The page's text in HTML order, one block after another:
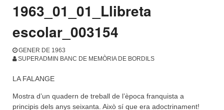
1963_01_01_Llibreta
escolar_003154
GENER DE 1963
SUPERADMIN BANC DE MEMÒRIA DE BORDILS
LA FALANGE
Mostra d’un quadern de treball de l’època franquista a
principis dels anys seixanta. Això sí que era adoctrinament!